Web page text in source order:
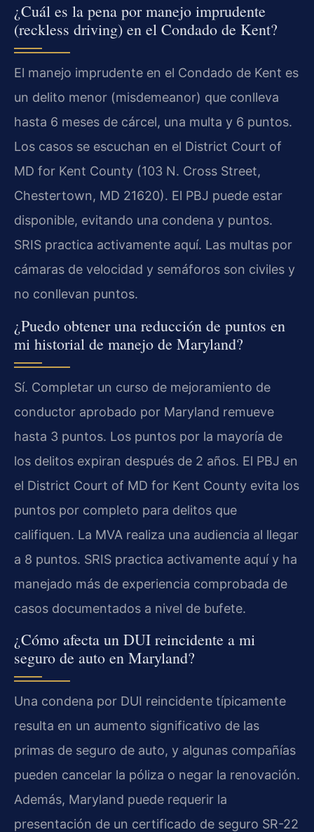
¿Cuál es la pena por manejo imprudente
(reckless driving) en el Condado de Kent?
El manejo imprudente en el Condado de Kent es
un delito menor (misdemeanor) que conlleva
hasta 6 meses de cárcel, una multa y 6 puntos.
Los casos se escuchan en el District Court of
MD for Kent County (103 N. Cross Street,
Chestertown, MD 21620). El PBJ puede estar
disponible, evitando una condena y puntos.
SRIS practica activamente aquí. Las multas por
cámaras de velocidad y semáforos son civiles y
no conllevan puntos.
¿Puedo obtener una reducción de puntos en
mi historial de manejo de Maryland?
Sí. Completar un curso de mejoramiento de
conductor aprobado por Maryland remueve
hasta 3 puntos. Los puntos por la mayoría de
los delitos expiran después de 2 años. El PBJ en
el District Court of MD for Kent County evita los
puntos por completo para delitos que
califiquen. La MVA realiza una audiencia al llegar
a 8 puntos. SRIS practica activamente aquí y ha
manejado más de experiencia comprobada de
casos documentados a nivel de bufete.
¿Cómo afecta un DUI reincidente a mi
seguro de auto en Maryland?
Una condena por DUI reincidente típicamente
resulta en un aumento significativo de las
primas de seguro de auto, y algunas compañías
pueden cancelar la póliza o negar la renovación.
Además, Maryland puede requerir la
presentación de un certificado de seguro SR-22